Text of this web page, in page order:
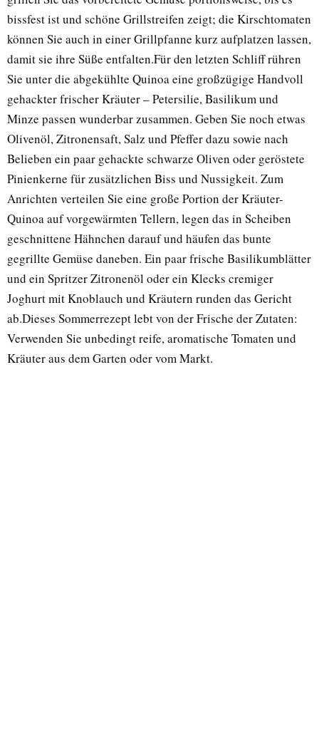
bissfest ist und schöne Grillstreifen zeigt; die Kirschtomaten
können Sie auch in einer Grillpfanne kurz aufplatzen lassen,
damit sie ihre Süße entfalten.Für den letzten Schliff rühren
Sie unter die abgekühlte Quinoa eine großzügige Handvoll
gehackter frischer Kräuter – Petersilie, Basilikum und
Minze passen wunderbar zusammen. Geben Sie noch etwas
Olivenöl, Zitronensaft, Salz und Pfeffer dazu sowie nach
Belieben ein paar gehackte schwarze Oliven oder geröstete
Pinienkerne für zusätzlichen Biss und Nussigkeit. Zum
Anrichten verteilen Sie eine große Portion der Kräuter-
Quinoa auf vorgewärmten Tellern, legen das in Scheiben
geschnittene Hähnchen darauf und häufen das bunte
gegrillte Gemüse daneben. Ein paar frische Basilikumblätter
und ein Spritzer Zitronenöl oder ein Klecks cremiger
Joghurt mit Knoblauch und Kräutern runden das Gericht
ab.Dieses Sommerrezept lebt von der Frische der Zutaten:
Verwenden Sie unbedingt reife, aromatische Tomaten und
Kräuter aus dem Garten oder vom Markt.